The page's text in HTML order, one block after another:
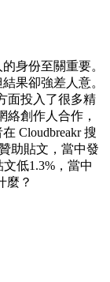
身份至關重要。
果卻強差人意。
面投入了很多精
絡創作人合作，
Cloudbreakr 搜
助貼文，當中發
低1.3%，當中
麼？